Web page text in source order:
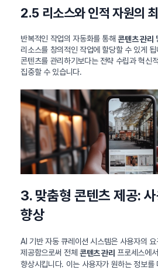
2.5 리소스와 인적 자원의
반복적인 작업의 자동화를 통해콘텐츠 관리
리소스를 창의적인 작업에 할당할 수 있게
콘텐츠를 관리하기보다는 전략 수립과 혁신
집중할 수 있습니다.
3. 맞춤형 콘텐츠 제공: 사
향상
AI 기반 자동 큐레이션 시스템은 사용자의
제공함으로써 전체 콘텐츠 관리 프로세스에
향상시킵니다. 이는 사용자가 원하는 정보를